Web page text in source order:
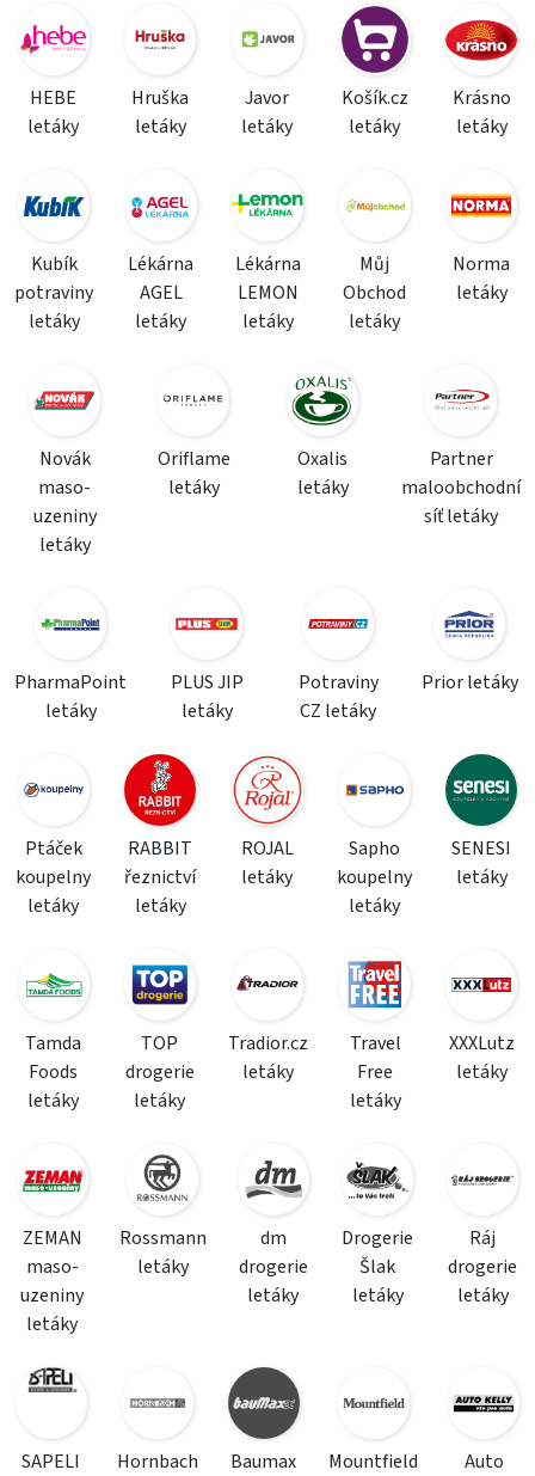
HEBE
letáky
Hruška
letáky
Javor
letáky
Košík.cz
letáky
Krásno
letáky
Kubík
potraviny
letáky
Lékárna
AGEL
letáky
Lékárna
LEMON
letáky
Můj
Obchod
letáky
Norma
letáky
Novák
maso-
uzeniny
letáky
Oriflame
letáky
Oxalis
letáky
Partner
maloobchodní
síť letáky
PharmaPoint
letáky
PLUS JIP
letáky
Potraviny
CZ letáky
Prior letáky
Ptáček
koupelny
letáky
RABBIT
řeznictví
letáky
ROJAL
letáky
Sapho
koupelny
letáky
SENESI
letáky
Tamda
Foods
letáky
TOP
drogerie
letáky
Tradior.cz
letáky
Travel
Free
letáky
XXXLutz
letáky
ZEMAN
maso-
uzeniny
letáky
Rossmann
letáky
dm
drogerie
letáky
Drogerie
Šlak
letáky
Ráj
drogerie
letáky
SAPELI
Hornbach
Baumax
Mountfield
Auto